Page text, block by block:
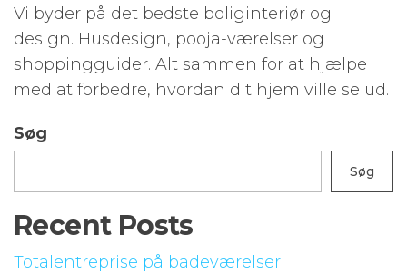
Vi byder på det bedste boliginteriør og
design. Husdesign, pooja-værelser og
shoppingguider. Alt sammen for at hjælpe
med at forbedre, hvordan dit hjem ville se ud.
Søg
Søg
Recent Posts
Totalentreprise på badeværelser